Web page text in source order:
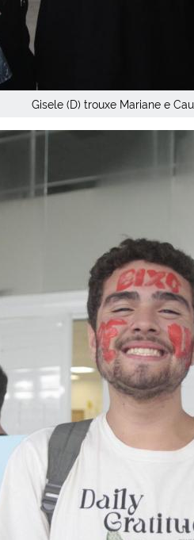
Gisele (D) trouxe Mariane e